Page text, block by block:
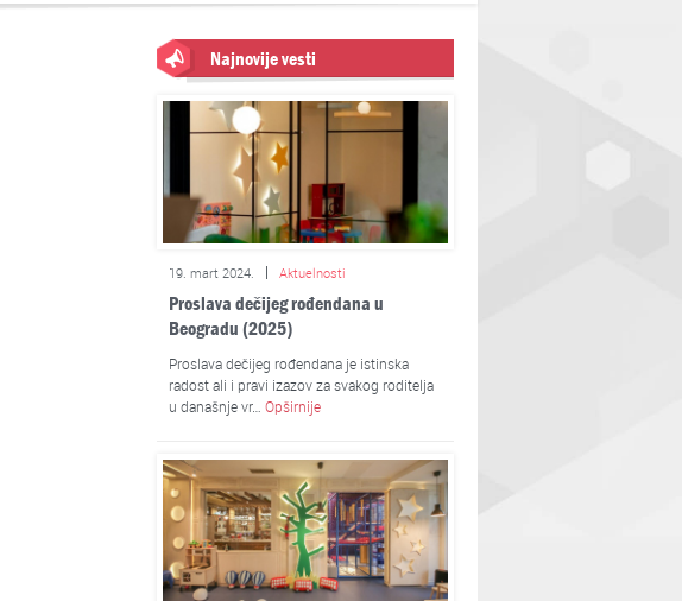
Najnovije vesti
19. mart 2024. Aktuelnosti
Proslava dečijeg rođendana u
Beogradu (2025)
Proslava dečijeg rođendana je istinska
radost ali i pravi izazov za svakog roditelja
u današnje vr… Opširnije